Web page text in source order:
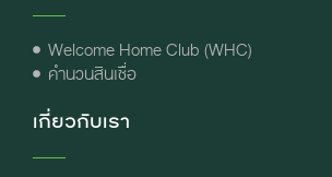
Welcome Home Club (WHC)
คำนวนสินเชื่อ
เกี่ยวกับเรา